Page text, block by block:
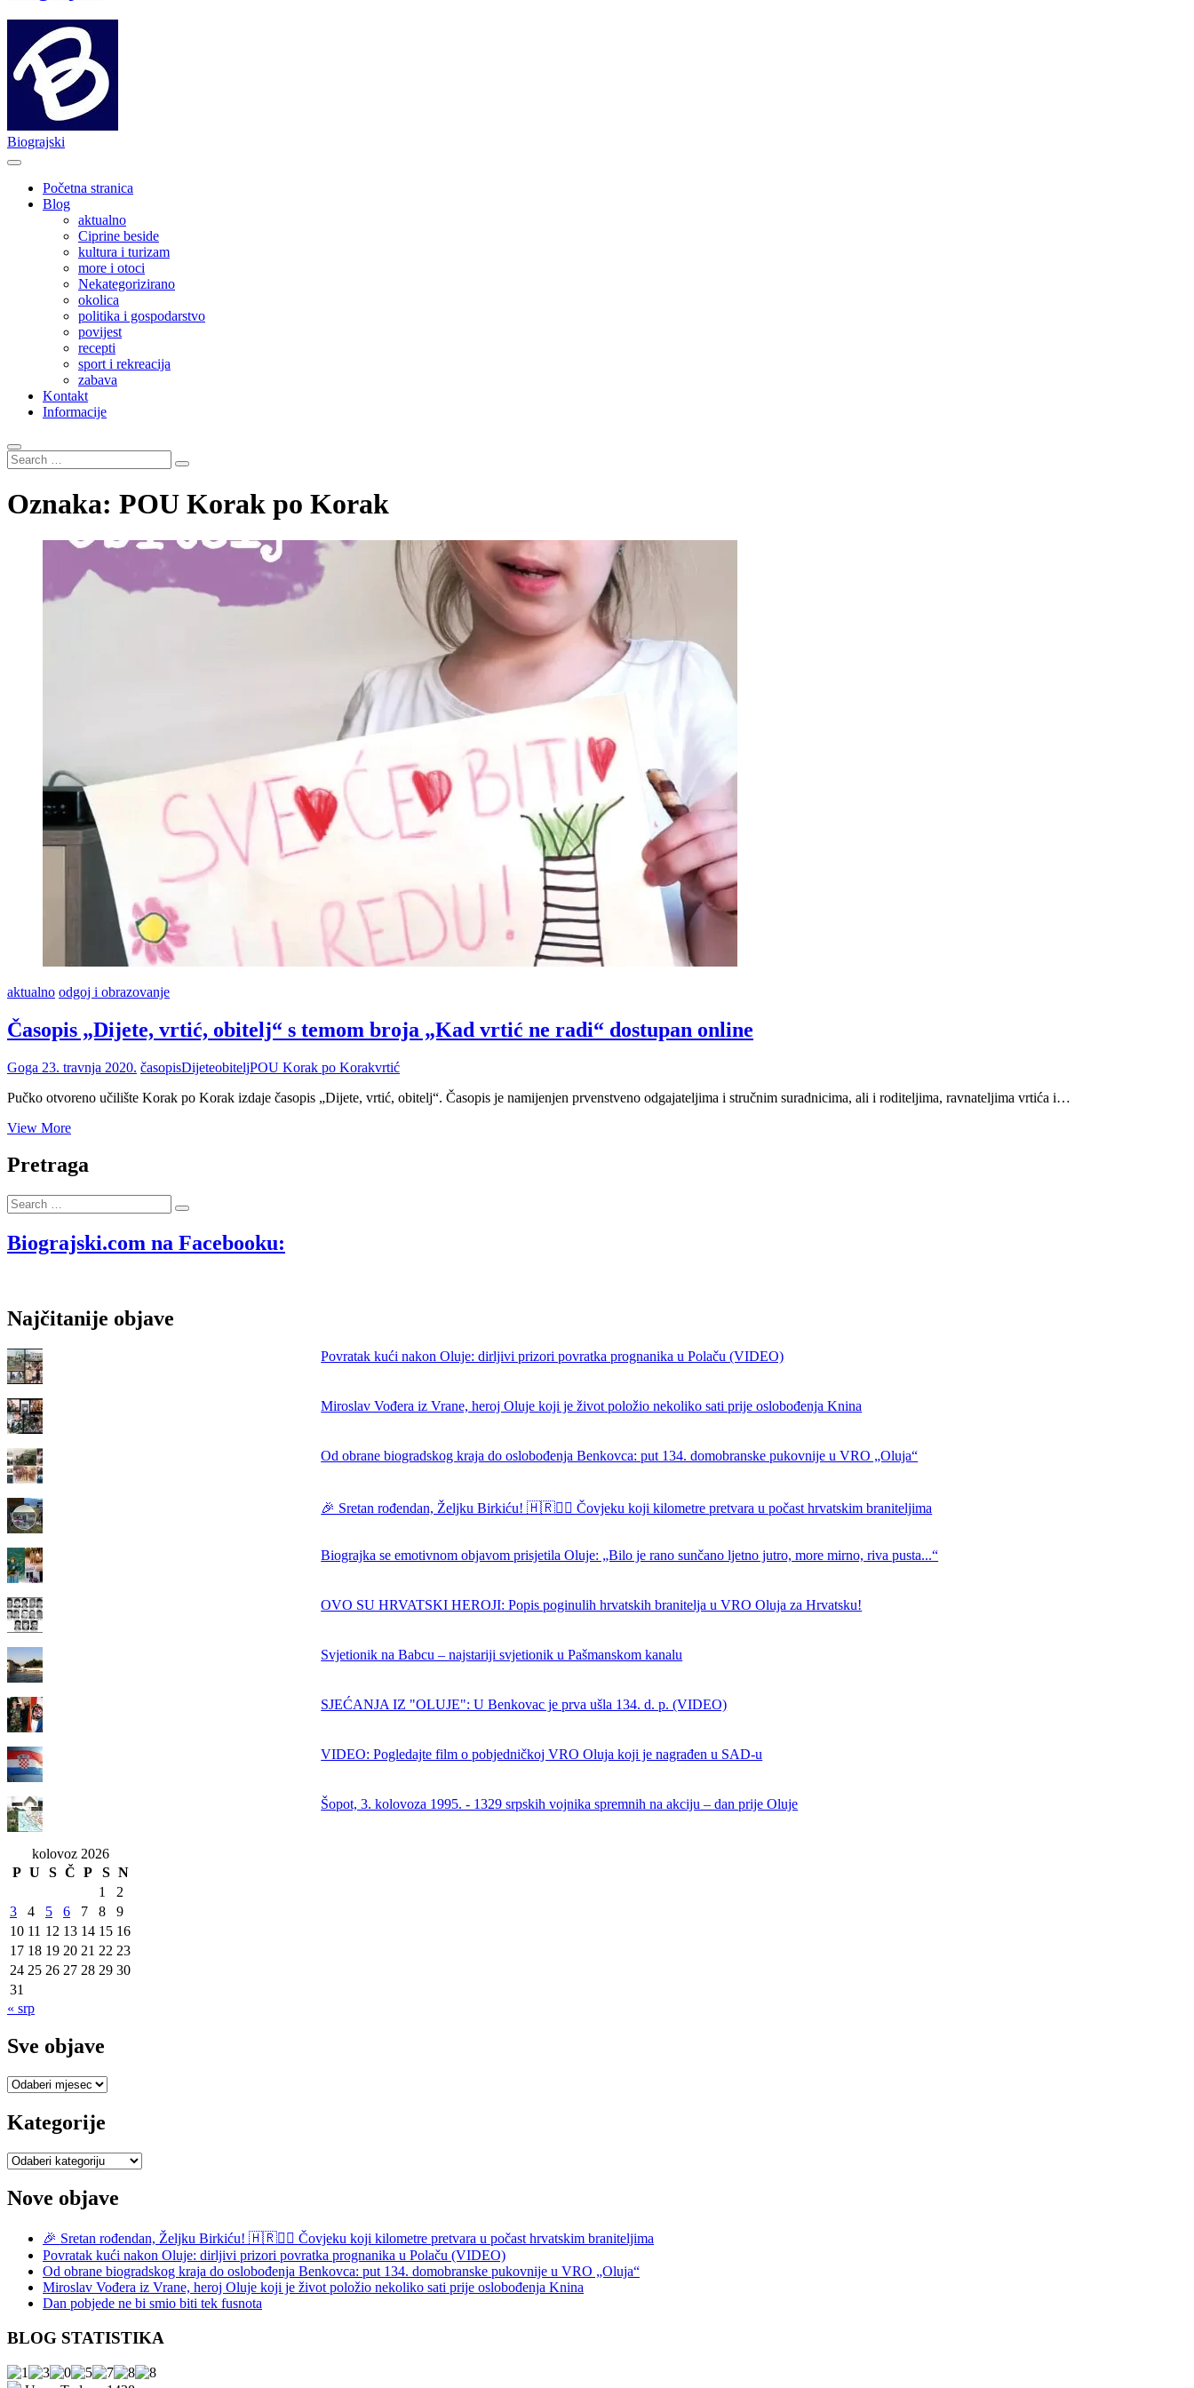
Biograjski
Početna stranica
Blog
aktualno
Ciprine beside
kultura i turizam
more i otoci
Nekategorizirano
okolica
politika i gospodarstvo
povijest
recepti
sport i rekreacija
zabava
Kontakt
Informacije
Search
…
Oznaka: POU Korak po Korak
aktualno odgoj i obrazovanje
Časopis „Dijete, vrtić, obitelj“ s temom broja „Kad vrtić ne radi“ dostupan online
Goga 23. travnja 2020. časopisDijeteobiteljPOU Korak po Korakvrtić
Pučko otvoreno učilište Korak po Korak izdaje časopis „Dijete, vrtić, obitelj“. Časopis je namijenjen prvenstveno odgajateljima i stručnim suradnicima, ali i roditeljima, ravnateljima vrtića i…
View MoreČasopis
vrtić,
obitelj“
„Kad
vrtić
online
Pretraga
Search
…
Biograjski.com na Facebooku:
Najčitanije objave
Povratak kući nakon Oluje: dirljivi prizori povratka prognanika u Polaču (VIDEO)
Miroslav Vođera iz Vrane, heroj Oluje koji je život položio nekoliko sati prije oslobođenja Knina
Od obrane biogradskog kraja do oslobođenja Benkovca: put 134. domobranske pukovnije u VRO „Oluja“
🎉 Sretan rođendan, Željku Birkiću! 🇭🇷🏃‍♂️ Čovjeku koji kilometre pretvara u počast hrvatskim braniteljima
Biograjka se emotivnom objavom prisjetila Oluje: „Bilo je rano sunčano ljetno jutro, more mirno, riva pusta...“
OVO SU HRVATSKI HEROJI: Popis poginulih hrvatskih branitelja u VRO Oluja za Hrvatsku!
Svjetionik na Babcu – najstariji svjetionik u Pašmanskom kanalu
SJEĆANJA IZ "OLUJE": U Benkovac je prva ušla 134. d. p. (VIDEO)
VIDEO: Pogledajte film o pobjedničkoj VRO Oluja koji je nagrađen u SAD-u
Šopot, 3. kolovoza 1995. - 1329 srpskih vojnika spremnih na akciju – dan prije Oluje
kolovoz 2026
P U S Č P S N
1
2
3
4 5 6 7 8
9
10 11 12 13 14 15 16
17 18 19 20 21 22 23
24 25 26 27 28 29 30
31
« srp
Sve objave
Sve
Kategorije
Kategorije
Nove objave
🎉 Sretan rođendan, Željku Birkiću! 🇭🇷🏃‍♂️ Čovjeku koji kilometre pretvara u počast hrvatskim braniteljima
Povratak kući nakon Oluje: dirljivi prizori povratka prognanika u Polaču (VIDEO)
Od obrane biogradskog kraja do oslobođenja Benkovca: put 134. domobranske pukovnije u VRO „Oluja“
Miroslav Vođera iz Vrane, heroj Oluje koji je život položio nekoliko sati prije oslobođenja Knina
Dan pobjede ne bi smio biti tek fusnota
BLOG STATISTIKA